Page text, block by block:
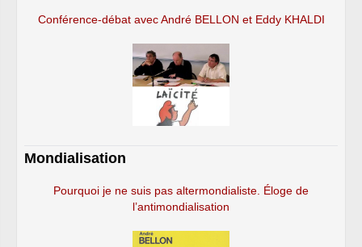
Conférence-débat avec André BELLON et Eddy KHALDI
Mondialisation
Pourquoi je ne suis pas altermondialiste. Éloge de
l’antimondialisation